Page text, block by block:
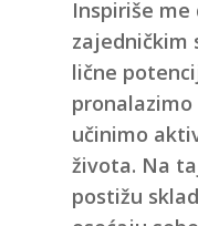
Inspiriše me
zajedničkim
lične
učinimo
života. Na
postižu